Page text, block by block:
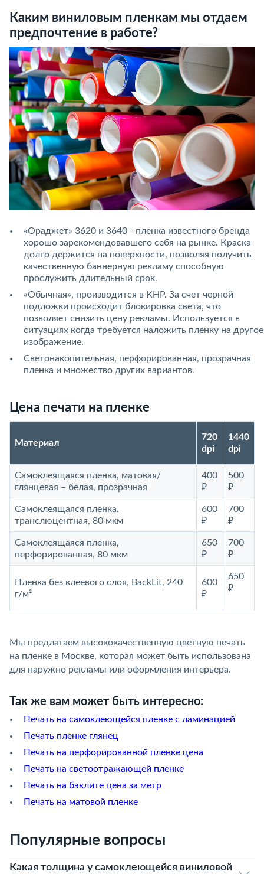
Каким виниловым пленкам мы отдаем
предпочтение в работе?
«Ораджет» 3620 и 3640 - пленка известного бренда
хорошо зарекомендовавшего себя на рынке. Краска
долго держится на поверхности, позволяя получить
качественную баннерную рекламу способную
прослужить длительный срок.
«Обычная», производится в КНР. За счет черной
подложки происходит блокировка света, что
позволяет снизить цену рекламы. Используется в
ситуациях когда требуется наложить пленку на другое
изображение.
Светонакопительная, перфорированная, прозрачная
пленка и множество других вариантов.
Цена печати на пленке
Материал
720
dpi
1440
dpi
Самоклеящаяся пленка, матовая/
глянцевая – белая, прозрачная
400
₽
500
₽
Самоклеящаяся пленка,
транслюцентная, 80 мкм
600
₽
700
₽
Самоклеящаяся пленка,
перфорированная, 80 мкм
650
₽
700
₽
Пленка без клеевого слоя, BackLit, 240
г/м²
600
₽
650
₽
Мы предлагаем высококачественную цветную печать
на пленке в Москве, которая может быть использована
для наружно рекламы или оформления интерьера.
Так же вам может быть интересно:
Печать на самоклеющейся пленке с ламинацией
Печать пленке глянец
Печать на перфорированной пленке цена
Печать на светоотражающей пленке
Печать на бэклите цена за метр
Печать на матовой пленке
Популярные вопросы
Какая толщина у самоклеющейся виниловой